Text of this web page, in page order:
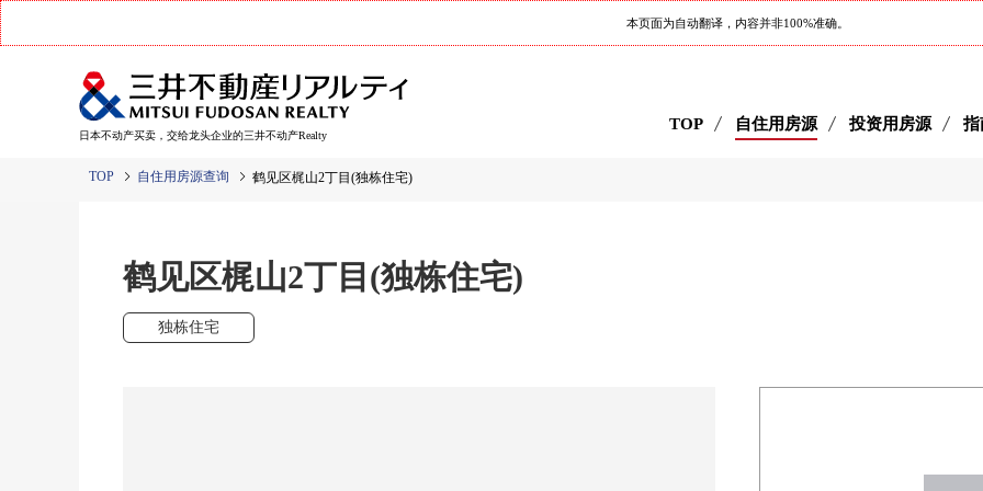
本页面为自动翻译，内容并非100%准确。
日本不动产买卖，交给龙头企业的三井不动产Realty
TOP 自住用房源 投资用房源 指
TOP 自住用房源查询 鹤见区梶山2丁目(独栋住宅)
鹤见区梶山2丁目(独栋住宅)
独栋住宅